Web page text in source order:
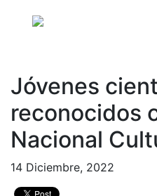
Jóvenes
reconocidos
Nacional
14 Diciembre, 2022